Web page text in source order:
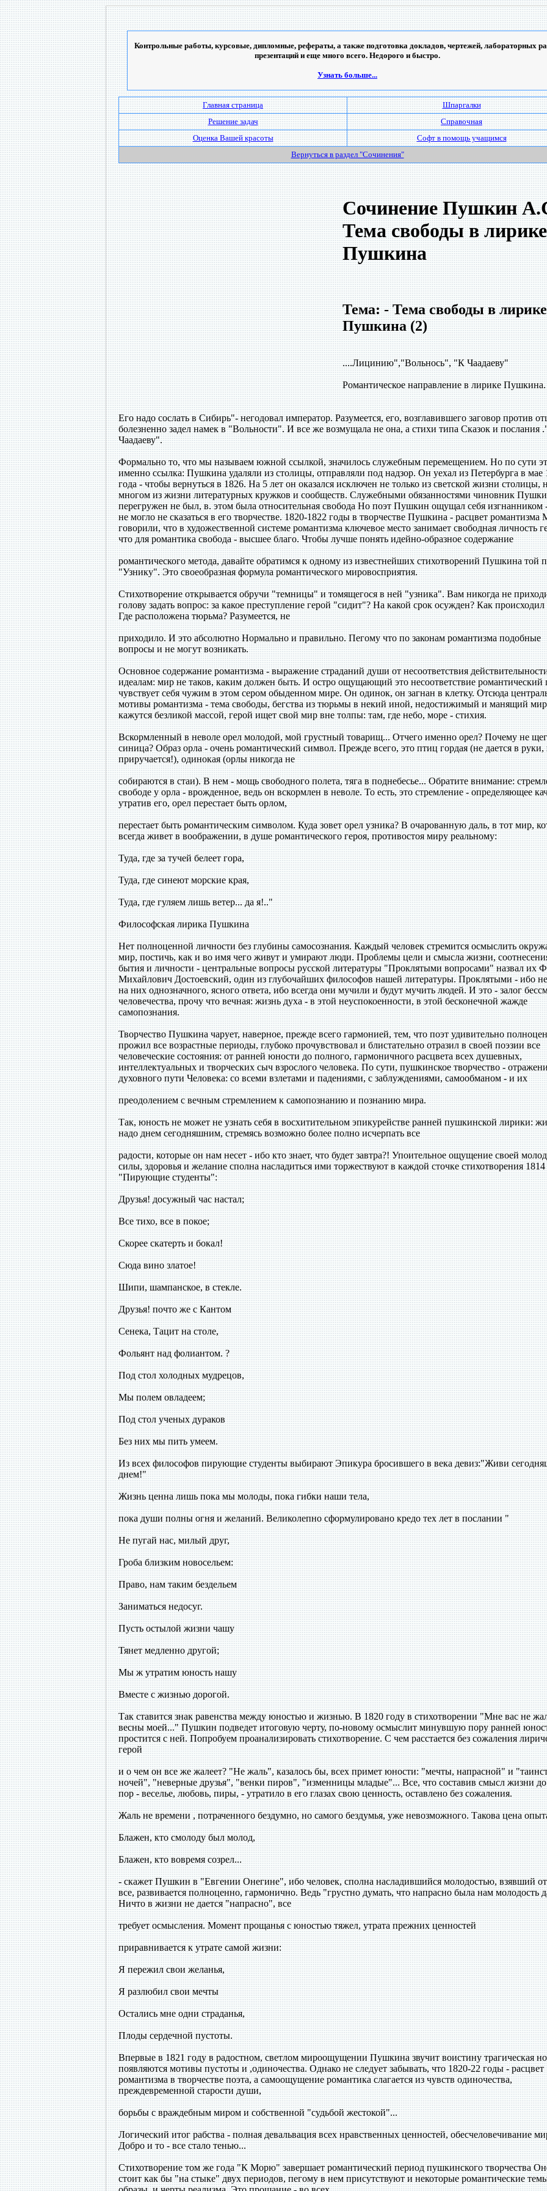
Контрольные работы, курсовые, дипломные, рефераты, а также подготовка докладов, чертежей, лабораторных
презентаций и еще много всего. Недорого и быстро.
Узнать больше...
Главная страница
Шпаргалки
Решение задач
Справочная
Оценка Вашей красоты
Софт в помощь учащимся
Вернуться в раздел "Сочинения"
Сочинение Пушкин
Тема свободы в лирике
Пушкина
Тема: - Тема свободы в лирике
Пушкина (2)
....Лицинию","Вольнось", "К Чаадаеву"
Романтическое направление в лирике Пушкина.
Его надо сослать в Сибирь"- негодовал император. Разумеется, его, возглавившего заговор против
болезненно задел намек в "Вольности". И все же возмущала не она, а стихи типа Сказок и послания
Чаадаеву".
Формально то, что мы называем южной ссылкой, значилось служебным перемещением. Но по сути
именно ссылка: Пушкина удаляли из столицы, отправляли под надзор. Он уехал из Петербурга в мае
года - чтобы вернуться в 1826. На 5 лет он оказался исключен не только из светской жизни столицы,
многом из жизни литературных кружков и сообществ. Служебными обязанностями чиновник
перегружен не был, в. этом была относительная свобода Но поэт Пушкин ощущал себя изгнанником
не могло не сказаться в его творчестве. 1820-1822 годы в творчестве Пушкина - расцвет
говорили, что в художественной системе романтизма ключевое место занимает свободная личность
что для романтика свобода - высшее благо. Чтобы лучше понять идейно-образное содержание
романтического метода, давайте обратимся к одному из известнейших стихотворений Пушкина той
"Узнику". Это своеобразная формула романтического мировосприятия.
Стихотворение открывается обручи "темницы" и томящегося в ней "узника". Вам никогда не
голову задать вопрос: за какое преступление герой "сидит"? На какой срок осужден? Как происходил
Где расположена тюрьма? Разумеется, не
приходило. И это абсолютно Нормально и правильно. Пегому что по законам романтизма подобные
вопросы и не могут возникать.
Основное содержание романтизма - выражение страданий души от несоответствия
идеалам: мир не таков, каким должен быть. И остро ощущающий это несоответствие романтический
чувствует себя чужим в этом сером обыденном мире. Он одинок, он загнан в клетку. Отсюда
мотивы романтизма - тема свободы, бегства из тюрьмы в некий иной, недостижимый и манящий
кажутся безликой массой, герой ищет свой мир вне толпы: там, где небо, море - стихия.
Вскормленный в неволе орел молодой, мой грустный товарищ... Отчего именно орел? Почему не
синица? Образ орла - очень романтический символ. Прежде всего, это птиц гордая (не дается в руки,
приручается!), одинокая (орлы никогда не
собираются в стаи). В нем - мощь свободного полета, тяга в поднебесье... Обратите внимание:
свободе у орла - врожденное, ведь он вскормлен в неволе. То есть, это стремление - определяющее
утратив его, орел перестает быть орлом,
перестает быть романтическим символом. Куда зовет орел узника? В очарованную даль, в тот мир,
всегда живет в воображении, в душе романтического героя, противостоя миру реальному:
Туда, где за тучей белеет гора,
Туда, где синеют морские края,
Туда, где гуляем лишь ветер... да я!.."
Философская лирика Пушкина
Нет полноценной личности без глубины самосознания. Каждый человек стремится осмыслить
мир, постичь, как и во имя чего живут и умирают люди. Проблемы цели и смысла жизни,
бытия и личности - центральные вопросы русской литературы "Проклятыми вопросами" назвал их
Михайлович Достоевский, один из глубочайших философов нашей литературы. Проклятыми - ибо
на них однозначного, ясного ответа, ибо всегда они мучили и будут мучить людей. И это - залог
человечества, прочу что вечная: жизнь духа - в этой неуспокоенности, в этой бесконечной жажде
самопознания.
Творчество Пушкина чарует, наверное, прежде всего гармонией, тем, что поэт удивительно
прожил все возрастные периоды, глубоко прочувствовал и блистательно отразил в своей поэзии все
человеческие состояния: от ранней юности до полного, гармоничного расцвета всех душевных,
интеллектуальных и творческих сыч взрослого человека. По сути, пушкинское творчество -
духовного пути Человека: со всеми взлетами и падениями, с заблуждениями, самообманом - и их
преодолением с вечным стремлением к самопознанию и познанию мира.
Так, юность не может не узнать себя в восхитительном эпикурействе ранней пушкинской лирики:
надо днем сегодняшним, стремясь возможно более полно исчерпать все
радости, которые он нам несет - ибо кто знает, что будет завтра?! Упоительное ощущение своей
силы, здоровья и желание сполна насладиться ими торжествуют в каждой сточке стихотворения 1814
"Пирующие студенты":
Друзья! досужный час настал;
Все тихо, все в покое;
Скорее скатерть и бокал!
Сюда вино златое!
Шипи, шампанское, в стекле.
Друзья! почто же с Кантом
Сенека, Тацит на столе,
Фольянт над фолиантом. ?
Под стол холодных мудрецов,
Мы полем овладеем;
Под стол ученых дураков
Без них мы пить умеем.
Из всех философов пирующие студенты выбирают Эпикура бросившего в века девиз:"Живи
днем!"
Жизнь ценна лишь пока мы молоды, пока гибки наши тела,
пока души полны огня и желаний. Великолепно сформулировано кредо тех лет в послании "
Не пугай нас, милый друг,
Гроба близким новосельем:
Право, нам таким бездельем
Заниматься недосуг.
Пусть остылой жизни чашу
Тянет медленно другой;
Мы ж утратим юность нашу
Вместе с жизнью дорогой.
Так ставится знак равенства между юностью и жизнью. В 1820 году в стихотворении "Мне вас не
весны моей..." Пушкин подведет итоговую черту, по-новому осмыслит минувшую пору ранней
простится с ней. Попробуем проанализировать стихотворение. С чем расстается без сожаления
герой
и о чем он все же жалеет? "Не жаль", казалось бы, всех примет юности: "мечты, напрасной" и
ночей", "неверные друзья", "венки пиров", "изменницы младые"... Все, что составив смысл жизни
пор - веселье, любовь, пиры, - утратило в его глазах свою ценность, оставлено без сожаления.
Жаль не времени , потраченного бездумно, но самого бездумья, уже невозможного. Такова цена
Блажен, кто смолоду был молод,
Блажен, кто вовремя созрел...
- скажет Пушкин в "Евгении Онегине", ибо человек, сполна насладившийся молодостью, взявший
все, развивается полноценно, гармонично. Ведь "грустно думать, что напрасно была нам молодость
Ничто в жизни не дается "напрасно", все
требует осмысления. Момент прощанья с юностью тяжел, утрата прежних ценностей
приравнивается к утрате самой жизни:
Я пережил свои желанья,
Я разлюбил свои мечты
Остались мне одни страданья,
Плоды сердечной пустоты.
Впервые в 1821 году в радостном, светлом мироощущении Пушкина звучит воистину трагическая
появляются мотивы пустоты и ,одиночества. Однако не следует забывать, что 1820-22 годы - расцвет
романтизма в творчестве поэта, а самоощущение романтика слагается из чувств одиночества,
преждевременной старости души,
борьбы с враждебным миром и собственной "судьбой жестокой"...
Логический итог рабства - полная девальвация всех нравственных ценностей, обесчеловечивание
Добро и то - все стало тенью...
Стихотворение том же года "К Морю" завершает романтический период пушкинского творчества
стоит как бы "на стыке" двух периодов, пегому в нем присутствуют и некоторые романтические